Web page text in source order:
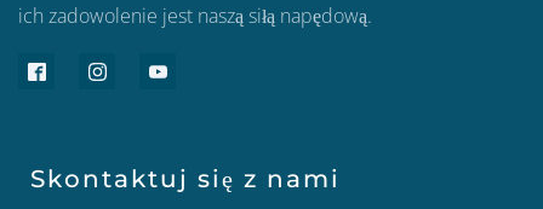
ich zadowolenie jest naszą siłą napędową.
Skontaktuj się z nami